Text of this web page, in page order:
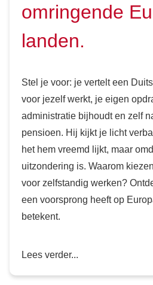
omringende
landen.
Stel je voor: je vertelt een
voor jezelf werkt, je eigen
administratie bijhoudt en zelf
pensioen. Hij kijkt je licht
het hem vreemd lijkt, maar
uitzondering is. Waarom
voor zelfstandig werken?
een voorsprong heeft op
betekent.
Lees verder...